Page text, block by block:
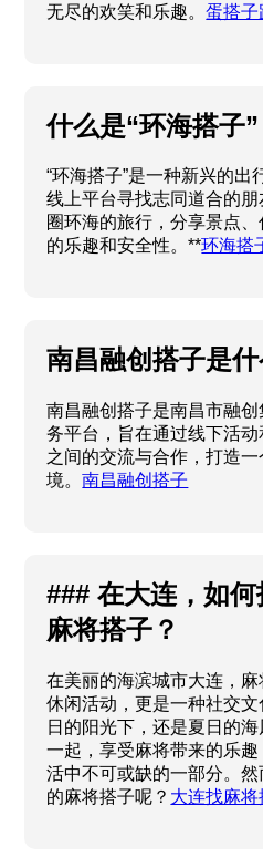
无尽的欢笑和乐趣。蛋搭子
什么是“环海搭子
“环海搭子”是一种新兴的
线上平台寻找志同道合的
圈环海的旅行，分享景点
的乐趣和安全性。**环海搭
南昌融创搭子是什
南昌融创搭子是南昌市融
务平台，旨在通过线下活
之间的交流与合作，打造
境。南昌融创搭子
### 在大连，如
麻将搭子？
在美丽的海滨城市大连，
休闲活动，更是一种社交
日的阳光下，还是夏日的
一起，享受麻将带来的乐
活中不可或缺的一部分。
的麻将搭子呢？ 大连找麻将